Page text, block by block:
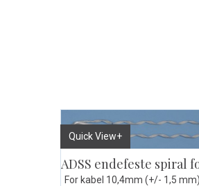
Quick View+
For kabel 10,4mm (+/- 1,5